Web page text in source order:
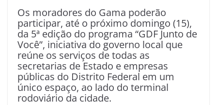
Os moradores do Gama poderão
participar, até o próximo domingo (15),
da 5ª edição do programa “GDF Junto de
Você”, iniciativa do governo local que
reúne os serviços de todas as
secretarias de Estado e empresas
públicas do Distrito Federal em um
único espaço, ao lado do terminal
rodoviário da cidade.